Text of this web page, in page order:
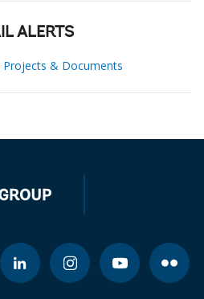
ALERTS
& Documents